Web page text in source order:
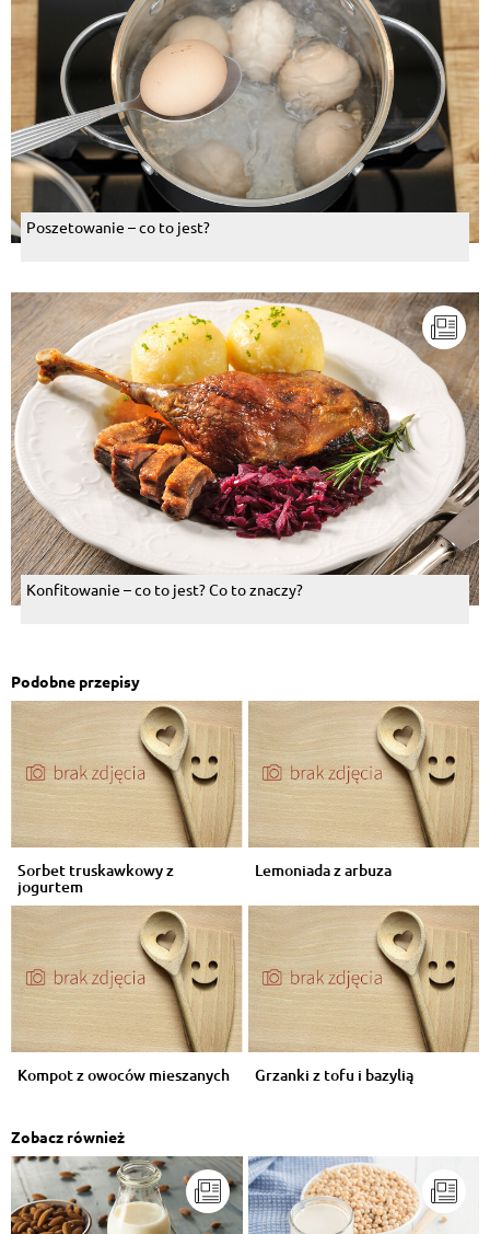
Poszetowanie – co to jest?
Konfitowanie – co to jest? Co to znaczy?
Podobne przepisy
Sorbet truskawkowy z
jogurtem
Lemoniada z arbuza
Kompot z owoców mieszanych Grzanki z tofu i bazylią
Zobacz również